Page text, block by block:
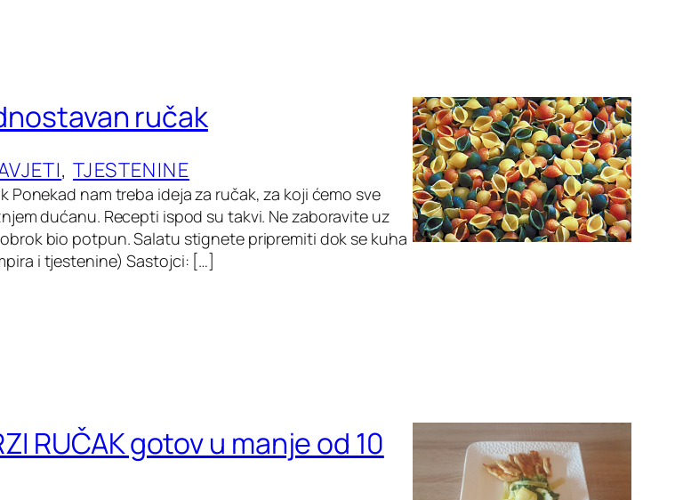
ručak
, TJESTENINE
Ponekad nam treba ideja za ručak, za koji ćemo sve
dućanu. Recepti ispod su takvi. Ne zaboravite uz
bio potpun. Salatu stignete pripremiti dok se kuha
i tjestenine) Sastojci: […]
RUČAK gotov u manje od 10